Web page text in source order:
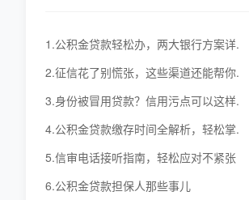
1.公积金贷款轻松办，两大银行方案详.
2.征信花了别慌张，这些渠道还能帮你.
3.身份被冒用贷款？信用污点可以这样.
4.公积金贷款缴存时间全解析，轻松掌.
5.信审电话接听指南，轻松应对不紧张
6.公积金贷款担保人那些事儿